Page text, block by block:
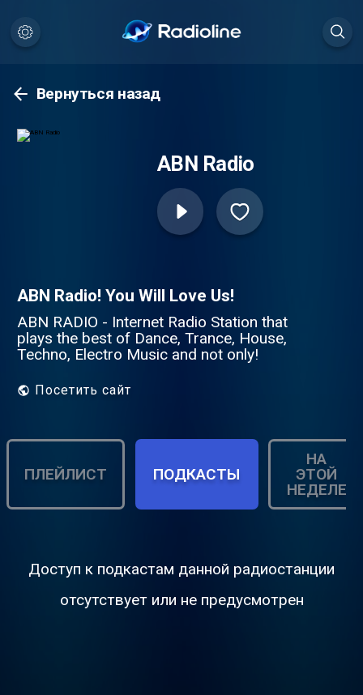
Вернуться назад
ABN Radio
ABN Radio! You Will Love Us!
ABN RADIO - Internet Radio Station that
plays the best of Dance, Trance, House,
Techno, Electro Music and not only!
Посетить сайт
ПЛЕЙЛИСТ ПОДКАСТЫ
НА
ЭТОЙ
НЕДЕЛЕ
Доступ к подкастам данной радиостанции
отсутствует или не предусмотрен